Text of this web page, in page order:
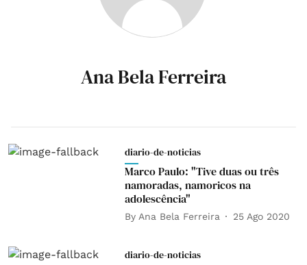
Ana Bela Ferreira
diario-de-noticias
Marco Paulo: "Tive duas ou três
namoradas, namoricos na
adolescência"
By Ana Bela Ferreira 25 Ago 2020
diario-de-noticias